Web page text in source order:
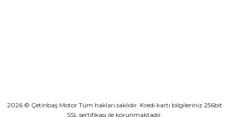
TVS Wego Kilit Seti Mondial Turismo 50 Kaporta Seti Sarı
2026 © Çetinbaş Motor Tüm hakları saklıdır. Kredi kartı bilgileriniz 256bit
SSL sertifikası ile korunmaktadır.